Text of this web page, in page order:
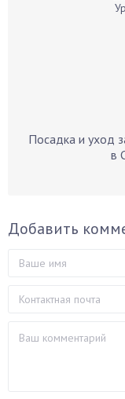
Посадка и уход
в
Добавить